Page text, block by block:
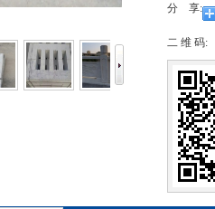
分 享:
二 维 码: